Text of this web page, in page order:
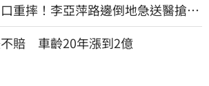
重摔！李亞萍路邊倒地急送醫搶
曝
賠 車齡20年漲到2億